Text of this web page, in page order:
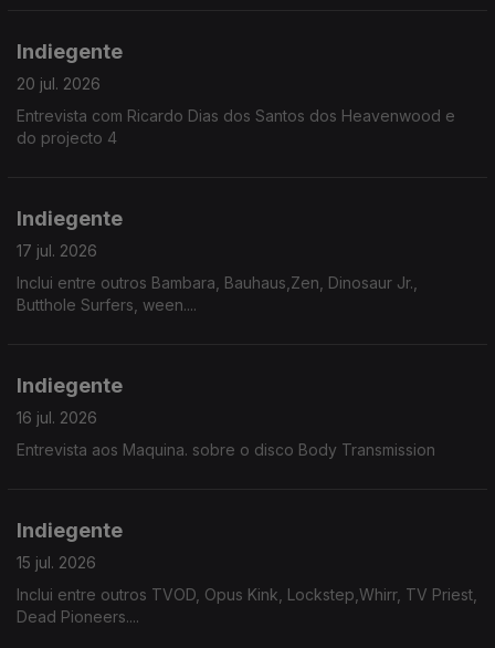
Indiegente
20 jul. 2026
Entrevista com Ricardo Dias dos Santos dos Heavenwood e
do projecto 4
Indiegente
17 jul. 2026
Inclui entre outros Bambara, Bauhaus,Zen, Dinosaur Jr.,
Butthole Surfers, ween....
Indiegente
16 jul. 2026
Entrevista aos Maquina. sobre o disco Body Transmission
Indiegente
15 jul. 2026
Inclui entre outros TVOD, Opus Kink, Lockstep,Whirr, TV Priest,
Dead Pioneers....